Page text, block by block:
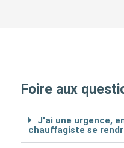
Foire aux
J'ai une urgence,
chauffagiste se